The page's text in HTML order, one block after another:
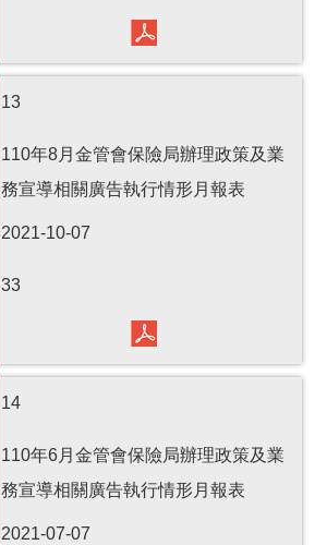
13
110年8月金管會保險局辦理政策及業
務宣導相關廣告執行情形月報表
2021-10-07
33
14
110年6月金管會保險局辦理政策及業
務宣導相關廣告執行情形月報表
2021-07-07